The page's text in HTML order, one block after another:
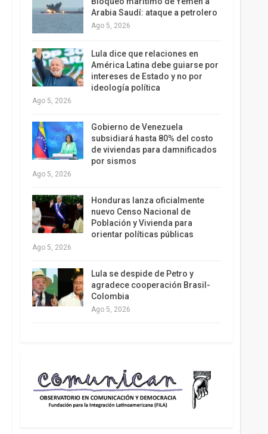
Arabia Saudí: ataque a petrolero
Ago 5, 2026
Lula dice que relaciones en
América Latina debe guiarse por
intereses de Estado y no por
ideología política
Ago 5, 2026
Gobierno de Venezuela
subsidiará hasta 80% del costo
de viviendas para damnificados
por sismos
Ago 5, 2026
Honduras lanza oficialmente
nuevo Censo Nacional de
Población y Vivienda para
orientar políticas públicas
Ago 5, 2026
Lula se despide de Petro y
agradece cooperación Brasil-
Colombia
Ago 5, 2026